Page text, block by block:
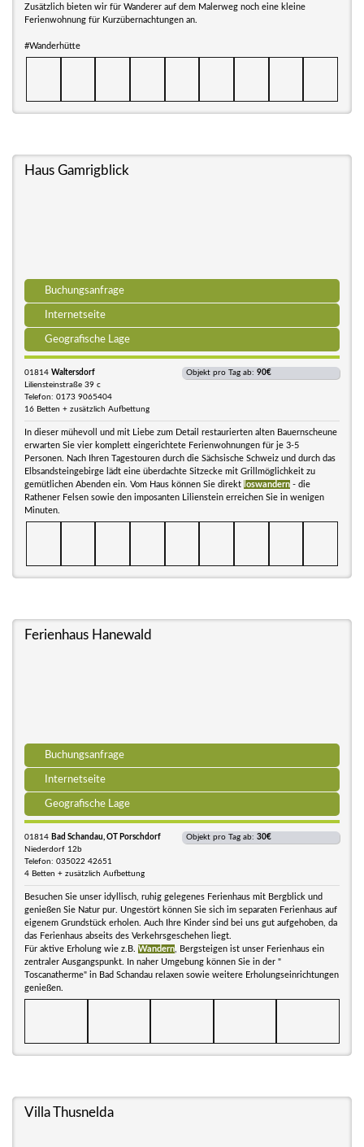
Zusätzlich bieten wir für Wanderer auf dem Malerweg noch eine kleine
Ferienwohnung für Kurzübernachtungen an.
#Wanderhütte
Haus Gamrigblick
Buchungsanfrage
Internetseite
Geografische Lage
01814 Waltersdorf
Liliensteinstraße 39 c
Telefon: 0173 9065404
16 Betten + zusätzlich Aufbettung
Objekt pro Tag ab: 90€
In dieser mühevoll und mit Liebe zum Detail restaurierten alten Bauernscheune
erwarten Sie vier komplett eingerichtete Ferienwohnungen für je 3-5
Personen. Nach Ihren Tagestouren durch die Sächsische Schweiz und durch das
Elbsandsteingebirge lädt eine überdachte Sitzecke mit Grillmöglichkeit zu
gemütlichen Abenden ein. Vom Haus können Sie direkt loswandern - die
Rathener Felsen sowie den imposanten Lilienstein erreichen Sie in wenigen
Minuten.
Ferienhaus Hanewald
Buchungsanfrage
Internetseite
Geografische Lage
01814 Bad Schandau, OT Porschdorf
Niederdorf 12b
Telefon: 035022 42651
4 Betten + zusätzlich Aufbettung
Objekt pro Tag ab: 30€
Besuchen Sie unser idyllisch, ruhig gelegenes Ferienhaus mit Bergblick und
genießen Sie Natur pur. Ungestört können Sie sich im separaten Ferienhaus auf
eigenem Grundstück erholen. Auch Ihre Kinder sind bei uns gut aufgehoben, da
das Ferienhaus abseits des Verkehrsgeschehen liegt.
Für aktive Erholung wie z.B. Wandern , Bergsteigen ist unser Ferienhaus ein
zentraler Ausgangspunkt. In naher Umgebung können Sie in der "
Toscanatherme" in Bad Schandau relaxen sowie weitere Erholungseinrichtungen
genießen.
Villa Thusnelda